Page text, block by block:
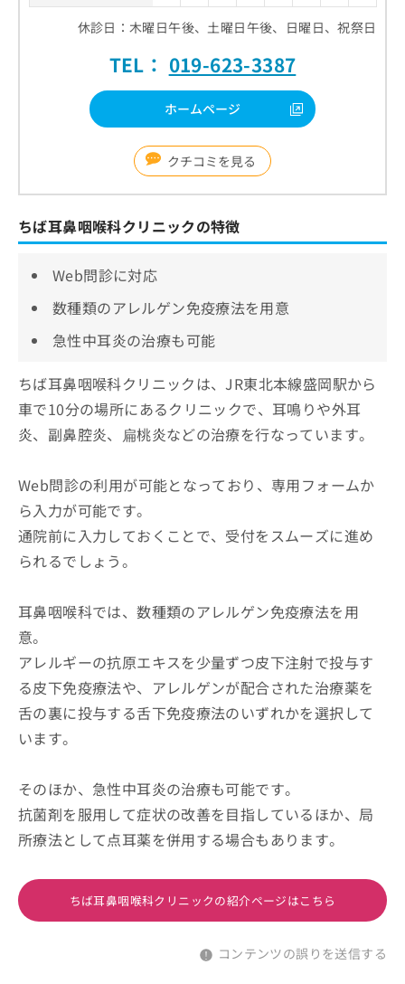
休診日：木曜日午後、土曜日午後、日曜日、祝祭日
TEL： 019-623-3387
ホームページ
クチコミを見る
ちば耳鼻咽喉科クリニックの特徴
Web問診に対応
数種類のアレルゲン免疫療法を用意
急性中耳炎の治療も可能
ちば耳鼻咽喉科クリニックは、JR東北本線盛岡駅から
車で10分の場所にあるクリニックで、耳鳴りや外耳
炎、副鼻腔炎、扁桃炎などの治療を行なっています。
Web問診の利用が可能となっており、専用フォームか
ら入力が可能です。
通院前に入力しておくことで、受付をスムーズに進め
られるでしょう。
耳鼻咽喉科では、数種類のアレルゲン免疫療法を用
意。
アレルギーの抗原エキスを少量ずつ皮下注射で投与す
る皮下免疫療法や、アレルゲンが配合された治療薬を
舌の裏に投与する舌下免疫療法のいずれかを選択して
います。
そのほか、急性中耳炎の治療も可能です。
抗菌剤を服用して症状の改善を目指しているほか、局
所療法として点耳薬を併用する場合もあります。
ちば耳鼻咽喉科クリニックの紹介ページはこちら
コンテンツの誤りを送信する